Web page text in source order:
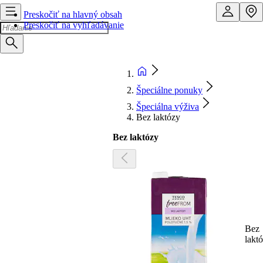
Preskočiť na hlavný obsah
Preskočiť na vyhľadávanie
Špeciálne ponuky
Špeciálna výživa
Bez laktózy
Bez laktózy
Bez